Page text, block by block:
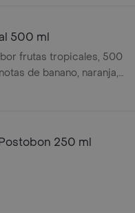
500 ml
frutas tropicales, 500
de banano, naranja,
250 ml